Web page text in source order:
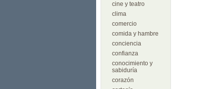
cine y teatro
clima
comercio
comida y hambre
conciencia
confianza
conocimiento y
sabiduría
corazón